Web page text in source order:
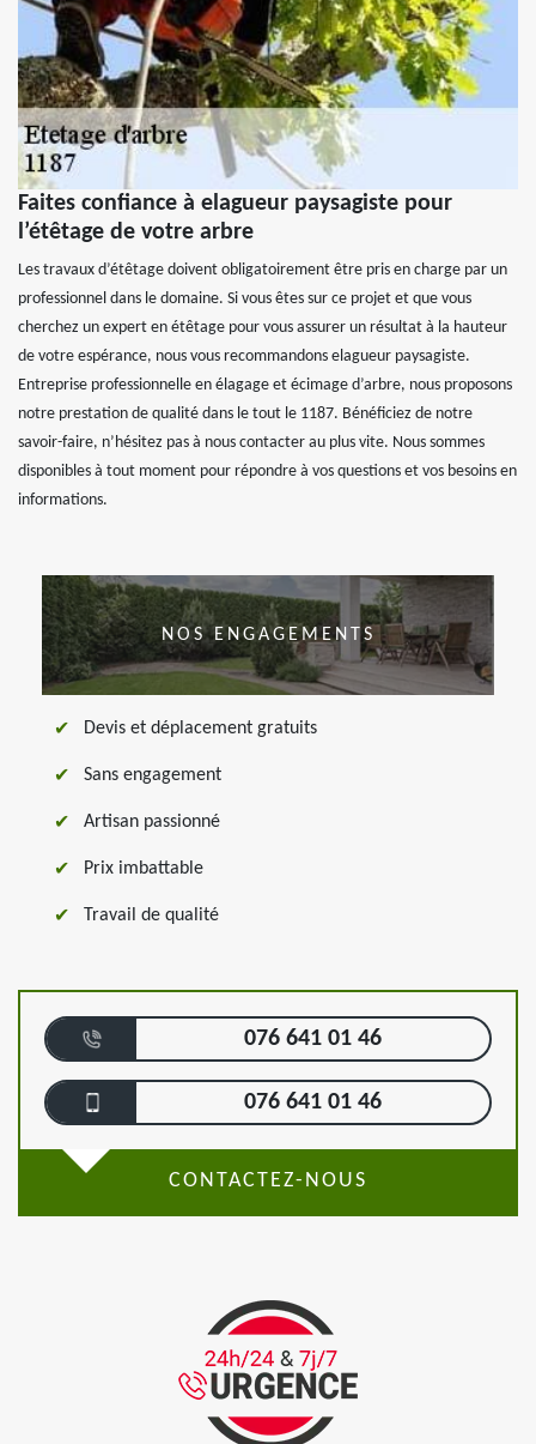
Faites confiance à elagueur paysagiste pour
l’étêtage de votre arbre
Les travaux d’étêtage doivent obligatoirement être pris en charge par un
professionnel dans le domaine. Si vous êtes sur ce projet et que vous
cherchez un expert en étêtage pour vous assurer un résultat à la hauteur
de votre espérance, nous vous recommandons elagueur paysagiste.
Entreprise professionnelle en élagage et écimage d’arbre, nous proposons
notre prestation de qualité dans le tout le 1187. Bénéficiez de notre
savoir-faire, n’hésitez pas à nous contacter au plus vite. Nous sommes
disponibles à tout moment pour répondre à vos questions et vos besoins en
informations.
NOS ENGAGEMENTS
Devis et déplacement gratuits
Sans engagement
Artisan passionné
Prix imbattable
Travail de qualité
076 641 01 46
076 641 01 46
CONTACTEZ-NOUS